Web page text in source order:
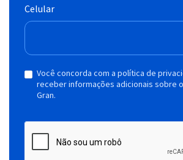
Celular
Você concorda com a política de
receber informações adicionais sobre
Gran.